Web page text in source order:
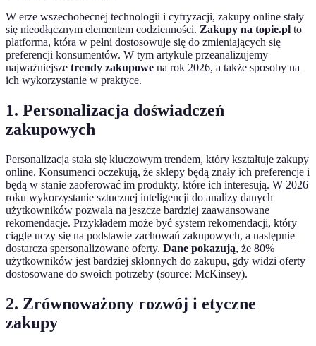
W erze wszechobecnej technologii i cyfryzacji, zakupy online stały
się nieodłącznym elementem codzienności. Zakupy na topie.pl to
platforma, która w pełni dostosowuje się do zmieniających się
preferencji konsumentów. W tym artykule przeanalizujemy
najważniejsze trendy zakupowe na rok 2026, a także sposoby na
ich wykorzystanie w praktyce.
1. Personalizacja doświadczeń
zakupowych
Personalizacja stała się kluczowym trendem, który kształtuje zakupy
online. Konsumenci oczekują, że sklepy będą znały ich preferencje i
będą w stanie zaoferować im produkty, które ich interesują. W 2026
roku wykorzystanie sztucznej inteligencji do analizy danych
użytkowników pozwala na jeszcze bardziej zaawansowane
rekomendacje. Przykładem może być system rekomendacji, który
ciągle uczy się na podstawie zachowań zakupowych, a następnie
dostarcza spersonalizowane oferty. Dane pokazują, że 80%
użytkowników jest bardziej skłonnych do zakupu, gdy widzi oferty
dostosowane do swoich potrzeby (source: McKinsey).
2. Zrównoważony rozwój i etyczne
zakupy